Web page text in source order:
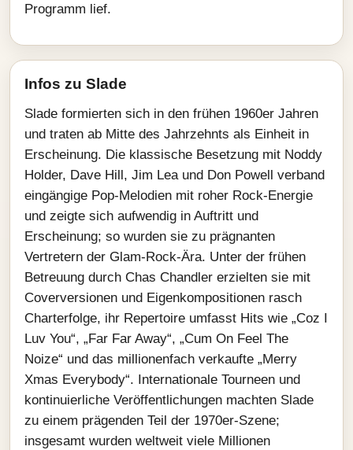
Programm lief.
Infos zu Slade
Slade formierten sich in den frühen 1960er Jahren
und traten ab Mitte des Jahrzehnts als Einheit in
Erscheinung. Die klassische Besetzung mit Noddy
Holder, Dave Hill, Jim Lea und Don Powell verband
eingängige Pop‑Melodien mit roher Rock‑Energie
und zeigte sich aufwendig in Auftritt und
Erscheinung; so wurden sie zu prägnanten
Vertretern der Glam‑Rock‑Ära. Unter der frühen
Betreuung durch Chas Chandler erzielten sie mit
Coverversionen und Eigenkompositionen rasch
Charterfolge, ihr Repertoire umfasst Hits wie „Coz I
Luv You“, „Far Far Away“, „Cum On Feel The
Noize“ und das millionenfach verkaufte „Merry
Xmas Everybody“. Internationale Tourneen und
kontinuierliche Veröffentlichungen machten Slade
zu einem prägenden Teil der 1970er‑Szene;
insgesamt wurden weltweit viele Millionen